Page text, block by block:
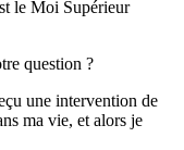
le Moi Supérieur
question ?
une intervention de
ma vie, et alors je